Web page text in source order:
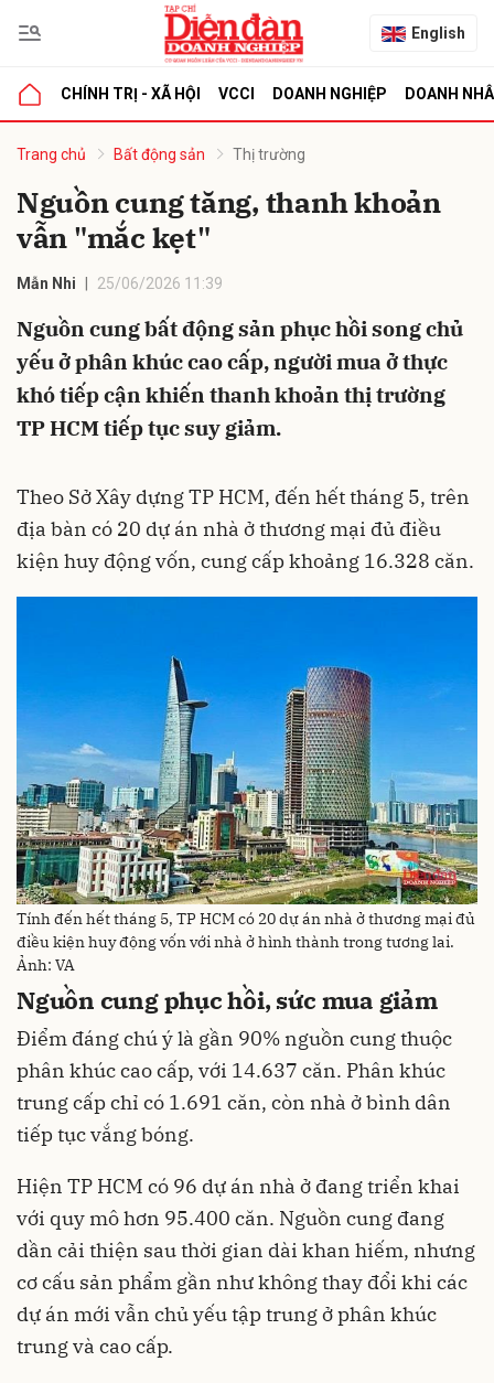
English
CHÍNH TRỊ - XÃ HỘI VCCI DOANH NGHIỆP DOANH
Trang chủ Bất động sản Thị trường
Nguồn cung tăng, thanh khoản
vẫn "mắc kẹt"
Mẫn Nhi 25/06/2026 11:39
Nguồn cung bất động sản phục hồi song chủ
yếu ở phân khúc cao cấp, người mua ở thực
khó tiếp cận khiến thanh khoản thị trường
TP HCM tiếp tục suy giảm.
Theo Sở Xây dựng TP HCM, đến hết tháng 5, trên
địa bàn có 20 dự án nhà ở thương mại đủ điều
kiện huy động vốn, cung cấp khoảng 16.328 căn.
Tính đến hết tháng 5, TP HCM có 20 dự án nhà ở thương mại đủ
điều kiện huy động vốn với nhà ở hình thành trong tương lai.
Ảnh: VA
Nguồn cung phục hồi, sức mua giảm
Điểm đáng chú ý là gần 90% nguồn cung thuộc
phân khúc cao cấp, với 14.637 căn. Phân khúc
trung cấp chỉ có 1.691 căn, còn nhà ở bình dân
tiếp tục vắng bóng.
Hiện TP HCM có 96 dự án nhà ở đang triển khai
với quy mô hơn 95.400 căn. Nguồn cung đang
dần cải thiện sau thời gian dài khan hiếm, nhưng
cơ cấu sản phẩm gần như không thay đổi khi các
dự án mới vẫn chủ yếu tập trung ở phân khúc
trung và cao cấp.
luận
Hủy